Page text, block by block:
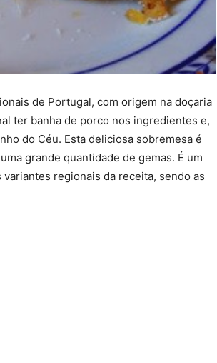
de Portugal, com origem na doçaria
ter banha de porco nos ingredientes e,
do Céu. Esta deliciosa sobremesa é
grande quantidade de gemas. É um
regionais da receita, sendo as